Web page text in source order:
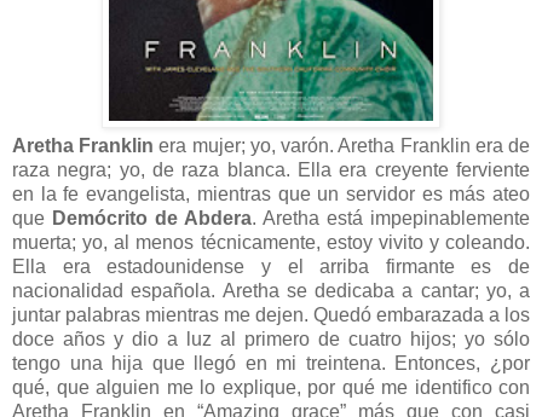
Aretha Franklin era mujer; yo, varón. Aretha Franklin era de
raza negra; yo, de raza blanca. Ella era creyente ferviente
en la fe evangelista, mientras que un servidor es más ateo
que Demócrito de Abdera. Aretha está impepinablemente
muerta; yo, al menos técnicamente, estoy vivito y coleando.
Ella era estadounidense y el arriba firmante es de
nacionalidad española. Aretha se dedicaba a cantar; yo, a
juntar palabras mientras me dejen. Quedó embarazada a los
doce años y dio a luz al primero de cuatro hijos; yo sólo
tengo una hija que llegó en mi treintena. Entonces, ¿por
qué, que alguien me lo explique, por qué me identifico con
Aretha Franklin en “Amazing grace” más que con casi